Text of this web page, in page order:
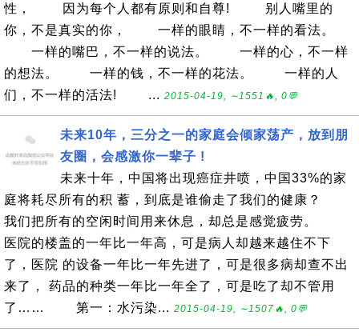
性， 因为每个人都有原则和自尊! 别人嘴里的
你，不是真实的你， 一样的眼睛，不一样的看法。
一样的嘴巴，不一样的说法。 一样的心，不一样
的想法。 一样的钱，不一样的花法。 一样的人
们，不一样的活法! ... 2015-04-19, ∼1551🔥, 0💬
未来10年，三分之一的家庭会倾家荡产，放到朋
友圈，会感激你一辈子 !
未来十年，中国将出现癌症井喷，中国33%的家
庭将耗尽所有的积 蓄，到底是谁偷走了我们的健康？
我们把所有的空闲时间用来休息，却总是感觉疲劳。
医院的楼盖的一年比一年高，可是病人却越来越住不下
了，医院 的设备一年比一年先进了，可是很多病却查不出
来了， 药品的种类一年比一年全了，可是吃了却不管用
了…… 第一：水污染... 2015-04-19, ∼1507🔥, 0💬